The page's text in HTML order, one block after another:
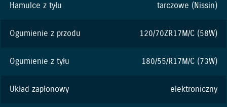
Hamulce z tyłu tarczowe (Nissin)
Ogumienie z przodu 120/70ZR17M/C (58W)
Ogumienie z tyłu 180/55/R17M/C (73W)
Układ zapłonowy elektroniczny